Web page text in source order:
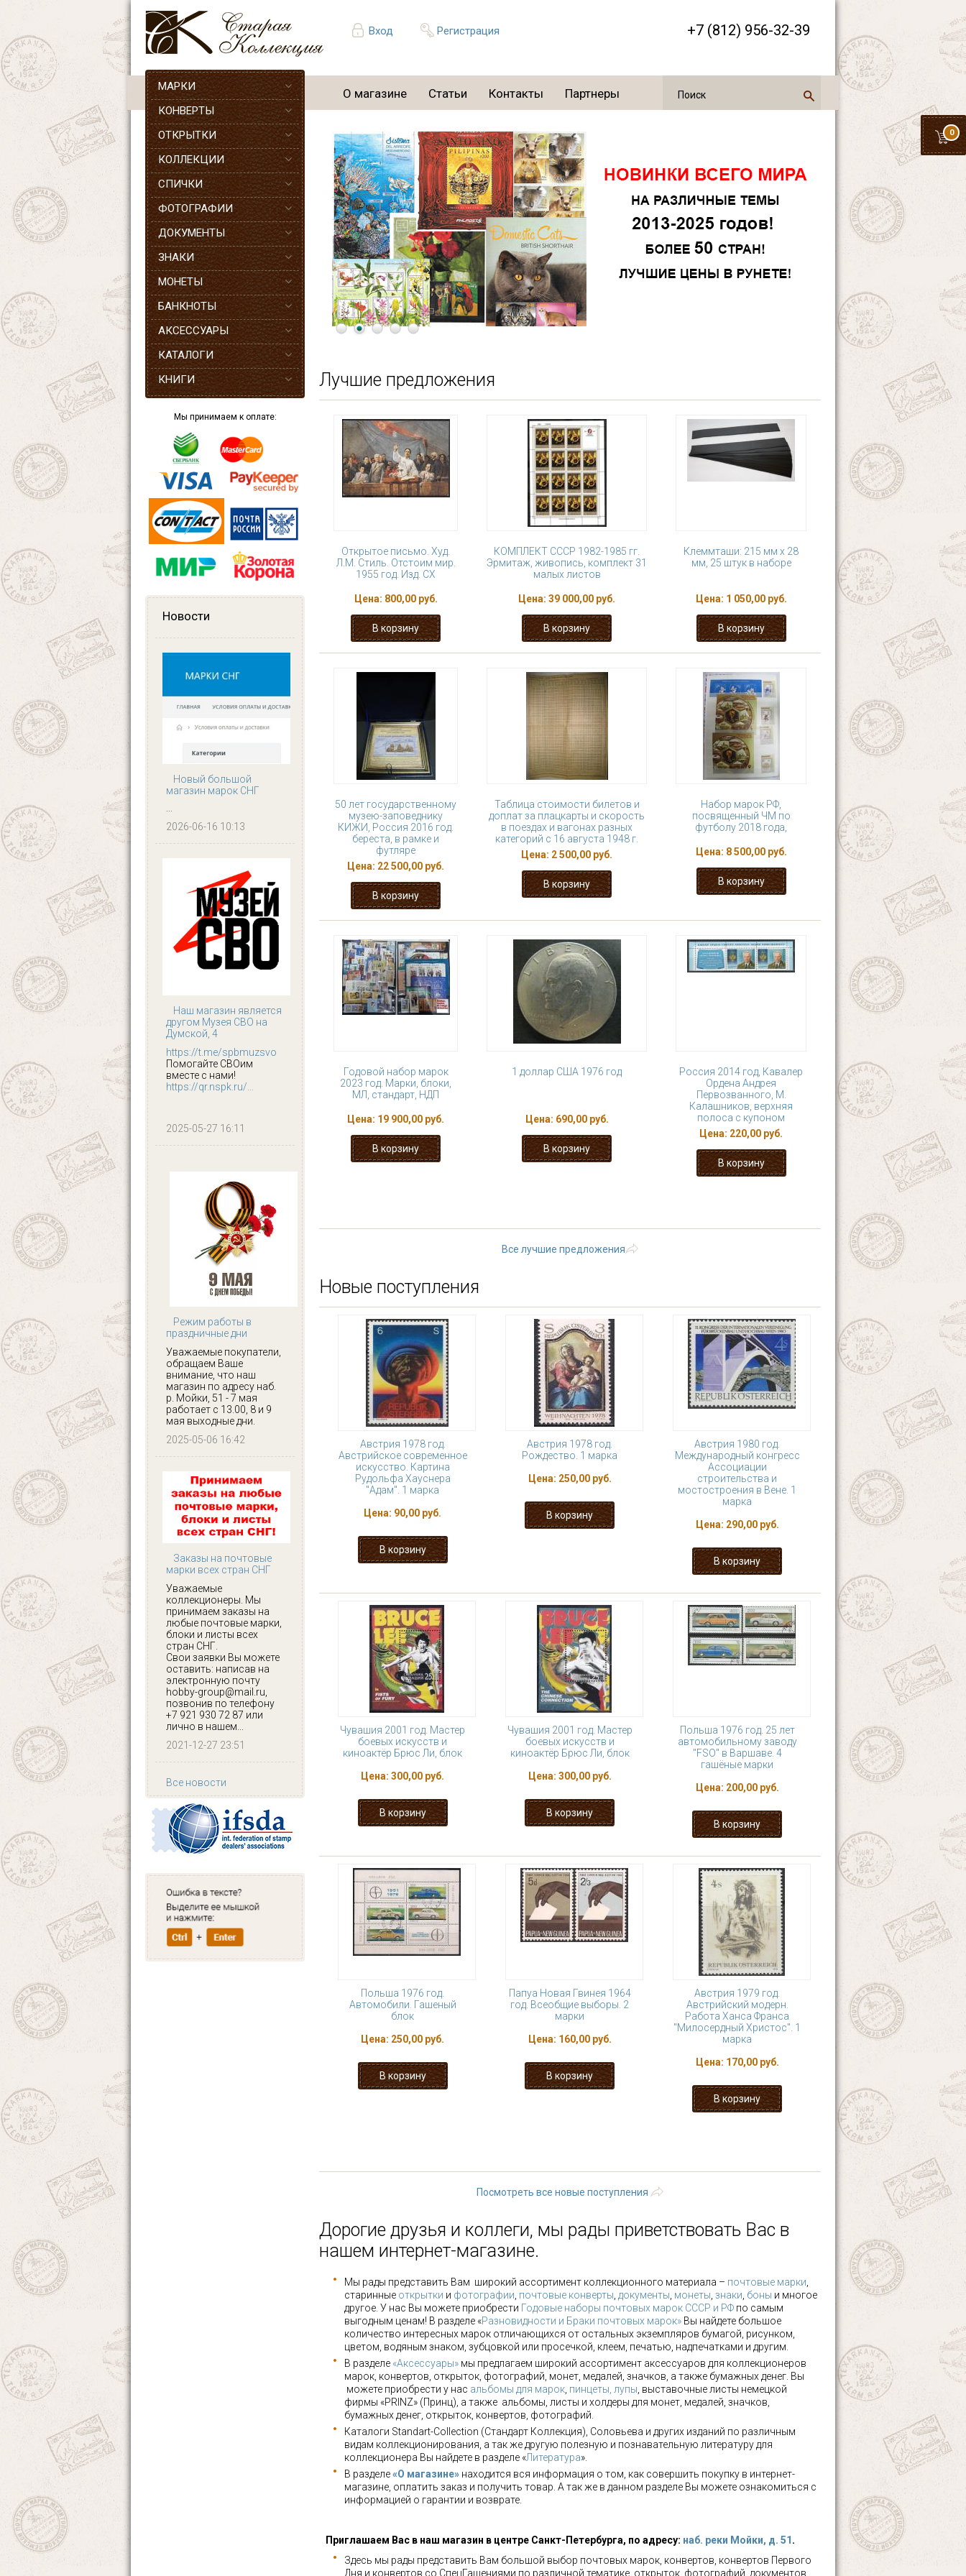
Вход Регистрация +7 (812) 956-32-39
0
О магазине Статьи Контакты Партнеры
МАРКИ
КОНВЕРТЫ
ОТКРЫТКИ
КОЛЛЕКЦИИ
СПИЧКИ
ФОТОГРАФИИ
ДОКУМЕНТЫ
ЗНАКИ
МОНЕТЫ
БАНКНОТЫ
АКСЕССУАРЫ
КАТАЛОГИ
КНИГИ
Мы принимаем к оплате:
Новости
Новый большой
магазин марок СНГ
...
2026-06-16 10:13
Наш магазин является
другом Музея СВО на
Думской, 4
https://t.me/spbmuzsvo
Помогайте СВОим
вместе с нами!
https://qr.nspk.ru/...
2025-05-27 16:11
Режим работы в
праздничные дни
Уважаемые покупатели,
обращаем Ваше
внимание, что наш
магазин по адресу наб.
р. Мойки, 51 - 7 мая
работает с 13.00, 8 и 9
мая выходные дни.
2025-05-06 16:42
Заказы на почтовые
марки всех стран СНГ
Уважаемые
коллекционеры. Мы
принимаем заказы на
любые почтовые марки,
блоки и листы всех
стран СНГ.
Свои заявки Вы можете
оставить: написав на
электронную почту
hobby-group@mail.ru,
позвонив по телефону
+7 921 930 72 87 или
лично в нашем...
2021-12-27 23:51
Все новости
Лучшие предложения
Открытое письмо. Худ.
Л.М. Стиль. Отстоим мир.
1955 год. Изд. СХ
Цена: 800,00 руб.
КОМПЛЕКТ СССР 1982-1985 гг.
Эрмитаж, живопись, комплект 31
малых листов
Цена: 39 000,00 руб.
Клеммташи: 215 мм х 28
мм, 25 штук в наборе
Цена: 1 050,00 руб.
50 лет государственному
музею-заповеднику
КИЖИ, Россия 2016 год.
береста, в рамке и
футляре
Цена: 22 500,00 руб.
Таблица стоимости билетов и
доплат за плацкарты и скорость
в поездах и вагонах разных
категорий с 16 августа 1948 г.
Цена: 2 500,00 руб.
Набор марок РФ,
посвященный ЧМ по
футболу 2018 года,
Цена: 8 500,00 руб.
Годовой набор марок
2023 год. Марки, блоки,
МЛ, стандарт, НДП
Цена: 19 900,00 руб.
1 доллар США 1976 год
Цена: 690,00 руб.
Россия 2014 год, Кавалер
Ордена Андрея
Первозванного, М.
Калашников, верхняя
полоса с купоном
Цена: 220,00 руб.
Все лучшие предложения
Новые поступления
Австрия 1978 год.
Австрийское современное
искусство. Картина
Рудольфа Хауснера
"Адам". 1 марка
Цена: 90,00 руб.
Австрия 1978 год.
Рождество. 1 марка
Цена: 250,00 руб.
Австрия 1980 год.
Международный конгресс
Ассоциации
строительства и
мостостроения в Вене. 1
марка
Цена: 290,00 руб.
Чувашия 2001 год. Мастер
боевых искусств и
киноактёр Брюс Ли, блок
Цена: 300,00 руб.
Чувашия 2001 год. Мастер
боевых искусств и
киноактёр Брюс Ли, блок
Цена: 300,00 руб.
Польша 1976 год. 25 лет
автомобильному заводу
"FSO" в Варшаве. 4
гашёные марки
Цена: 200,00 руб.
Польша 1976 год.
Автомобили. Гашеный
блок
Цена: 250,00 руб.
Папуа Новая Гвинея 1964
год. Всеобщие выборы. 2
марки
Цена: 160,00 руб.
Австрия 1979 год.
Австрийский модерн.
Работа Ханса Франса
"Милосердный Христос". 1
марка
Цена: 170,00 руб.
Посмотреть все новые поступления
Дорогие друзья и коллеги, мы рады приветствовать Вас в
нашем интернет-магазине.
Мы рады представить Вам широкий ассортимент коллекционного материала – почтовые марки
старинные открытки и фотографии почтовые конверты документы монеты знаки боны и многое
другое. У нас Вы можете приобрести Годовые наборы почтовых марок СССР и РФ по самым
выгодным ценам! В разделе «Разновидности и Браки почтовых марок» Вы найдете большое
количество интересных марок отличающихся от остальных экземпляров бумагой, рисунком,
цветом, водяным знаком, зубцовкой или просечкой, клеем, печатью, надпечатками и другим.
В разделе «Аксессуары» мы предлагаем широкий ассортимент аксессуаров для коллекционеров
марок, конвертов, открыток, фотографий, монет, медалей, значков, а также бумажных денег. Вы
можете приобрести у нас альбомы для марок пинцеты, лупы , выставочные листы немецкой
фирмы «PRINZ» (Принц), а также альбомы, листы и холдеры для монет, медалей, значков,
бумажных денег, открыток, конвертов, фотографий.
Каталоги Standart-Collection (Стандарт Коллекция), Соловьева и других изданий по различным
видам коллекционирования, а так же другую полезную и познавательную литературу для
коллекционера Вы найдете в разделе «Литература».
В разделе«О магазине» находится вся информация о том, как совершить покупку в интернет-
магазине, оплатить заказ и получить товар. А так же в данном разделе Вы можете ознакомиться с
информацией о гарантии и возврате.
Приглашаем Вас в наш магазин в центре Санкт-Петербурга, по адресу: наб. реки Мойки, д. 51 .
Здесь мы рады представить Вам большой выбор почтовых марок, конвертов, конвертов Первого
Дня и конвертов со СпецГашениями по различной тематике, открыток, фотографий, документов,